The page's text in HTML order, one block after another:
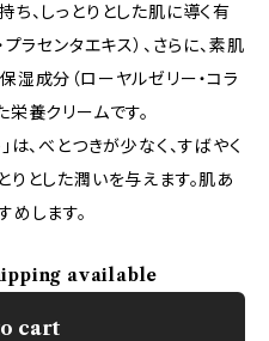
ち、しっとりとした肌に導く有
ラセンタエキス）、さらに、素肌
湿成分（ローヤルゼリー・コラ
養クリームです。
は、べとつきが少なく、すばやく
りとした潤いを与えます。肌あ
めします。
available
cart